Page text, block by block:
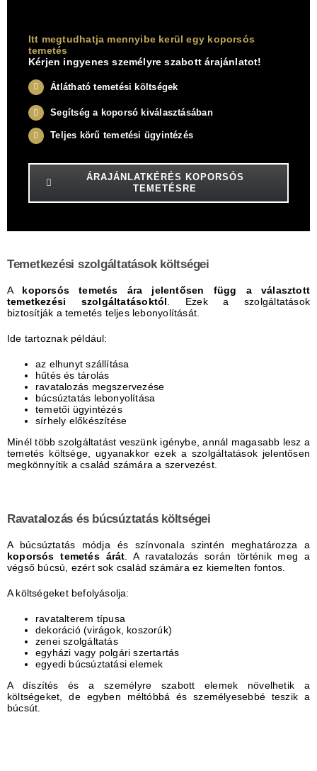
Itt megtudhatja mennyibe kerül egy koporsós
temetés
Kérjen ingyenes személyre szabott árajánlatot!
ÁRAJÁNLATKÉRÉS KOPORSÓS
TEMETÉSRE
Átlátható temetési költségek
Segítség a koporsó kiválasztásában
Teljes körű temetési ügyintézés
Temetkezési szolgáltatások költségei
A koporsós temetés ára jelentősen függ a választott
temetkezési szolgáltatásoktól . Ezek a szolgáltatások
biztosítják a temetés teljes lebonyolítását.
Ide tartoznak például:
az elhunyt szállítása
hűtés és tárolás
ravatalozás megszervezése
búcsúztatás lebonyolítása
temetői ügyintézés
sírhely előkészítése
Minél több szolgáltatást veszünk igénybe, annál magasabb lesz a
temetés költsége, ugyanakkor ezek a szolgáltatások jelentősen
megkönnyítik a család számára a szervezést.
Ravatalozás és búcsúztatás költségei
A búcsúztatás módja és színvonala szintén meghatározza a
koporsós temetés árát . A ravatalozás során történik meg a
végső búcsú, ezért sok család számára ez kiemelten fontos.
A költségeket befolyásolja:
ravatalterem típusa
dekoráció (virágok, koszorúk)
zenei szolgáltatás
egyházi vagy polgári szertartás
egyedi búcsúztatási elemek
A díszítés és a személyre szabott elemek növelhetik a
költségeket, de egyben méltóbbá és személyesebbé teszik a
búcsút.